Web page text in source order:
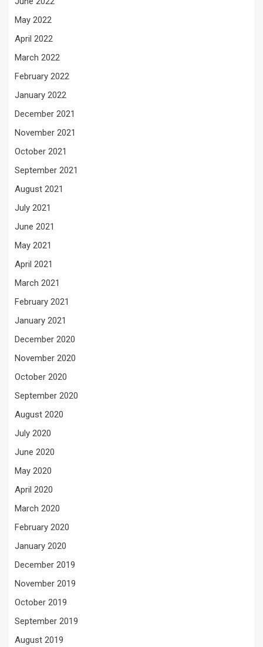
May 2022
April 2022
March 2022
February 2022
January 2022
December 2021
November 2021
October 2021
September 2021
August 2021
July 2021
June 2021
May 2021
April 2021
March 2021
February 2021
January 2021
December 2020
November 2020
October 2020
September 2020
August 2020
July 2020
June 2020
May 2020
April 2020
March 2020
February 2020
January 2020
December 2019
November 2019
October 2019
September 2019
August 2019